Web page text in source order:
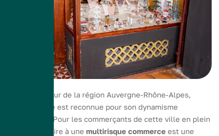
Située au cœur de la région Auvergne-Rhône-Alpes,
Saint-Étienne est reconnue pour son dynamisme
commercial. Pour les commerçants de cette ville en plein
essor, souscrire à une multirisque commerce est une